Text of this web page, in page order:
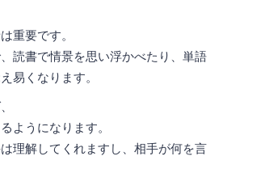
重要です。
読書で情景を思い浮かべたり、単語
易くなります。
ようになります。
理解してくれますし、相手が何を言